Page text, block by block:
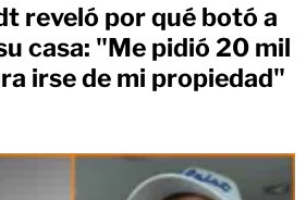
reveló por qué botó a
casa: "Me pidió 20 mil
irse de mi propiedad"